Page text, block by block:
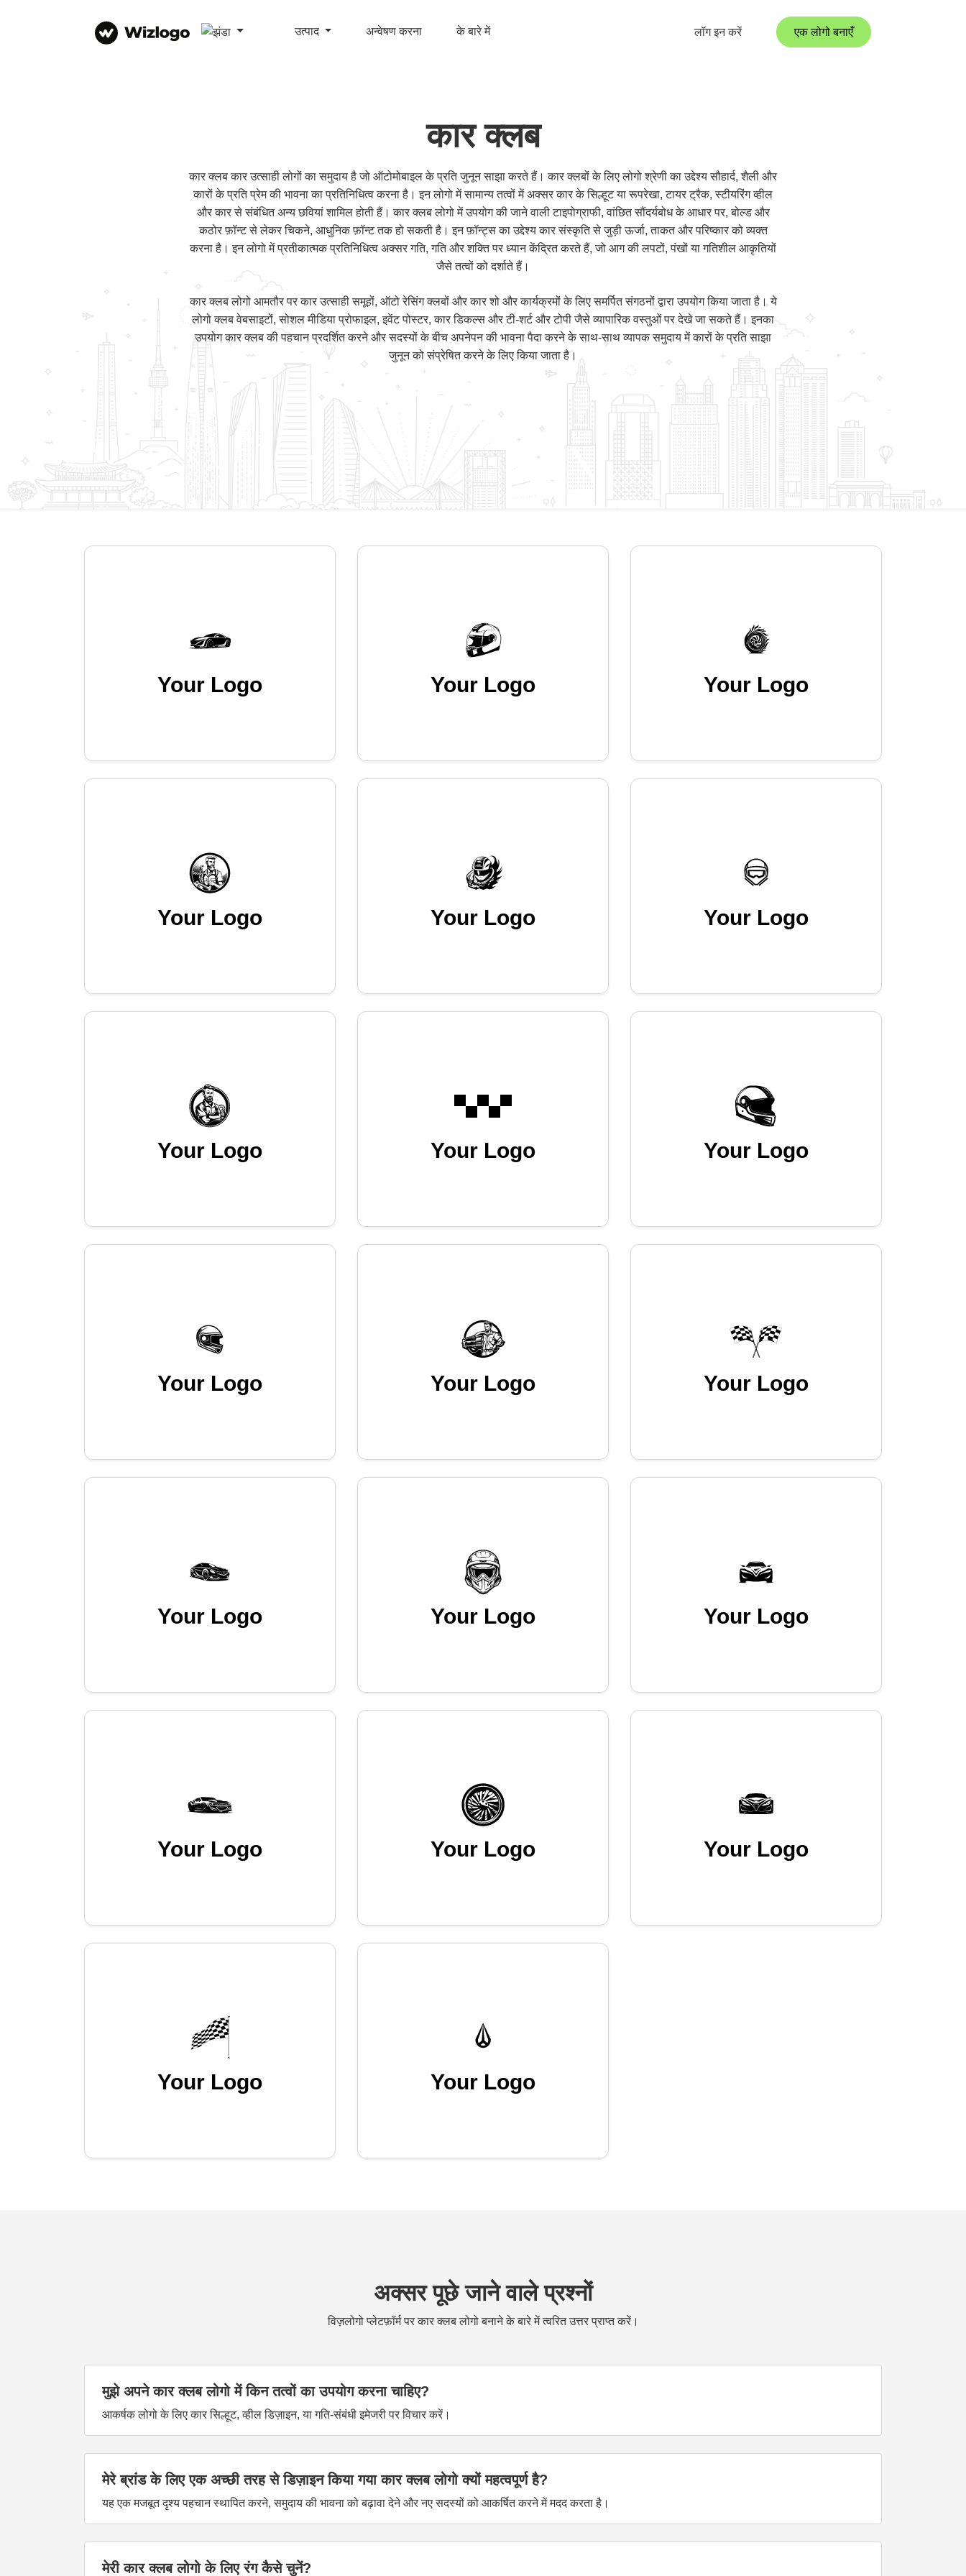
उत्पाद अन्वेषण करना के बारे में लॉग इन करें एक लोगो बनाएँ
कार क्लब
कार क्लब कार उत्साही लोगों का समुदाय है जो ऑटोमोबाइल के प्रति जुनून साझा करते हैं। कार क्लबों के लिए लोगो श्रेणी का उद्देश्य सौहार्द, शैली और
कारों के प्रति प्रेम की भावना का प्रतिनिधित्व करना है। इन लोगो में सामान्य तत्वों में अक्सर कार के सिल्हूट या रूपरेखा, टायर ट्रैक, स्टीयरिंग व्हील
और कार से संबंधित अन्य छवियां शामिल होती हैं। कार क्लब लोगो में उपयोग की जाने वाली टाइपोग्राफी, वांछित सौंदर्यबोध के आधार पर, बोल्ड और
कठोर फ़ॉन्ट से लेकर चिकने, आधुनिक फ़ॉन्ट तक हो सकती है। इन फ़ॉन्ट्स का उद्देश्य कार संस्कृति से जुड़ी ऊर्जा, ताकत और परिष्कार को व्यक्त
करना है। इन लोगो में प्रतीकात्मक प्रतिनिधित्व अक्सर गति, गति और शक्ति पर ध्यान केंद्रित करते हैं, जो आग की लपटों, पंखों या गतिशील आकृतियों
जैसे तत्वों को दर्शाते हैं।
कार क्लब लोगो आमतौर पर कार उत्साही समूहों, ऑटो रेसिंग क्लबों और कार शो और कार्यक्रमों के लिए समर्पित संगठनों द्वारा उपयोग किया जाता है। ये
लोगो क्लब वेबसाइटों, सोशल मीडिया प्रोफाइल, इवेंट पोस्टर, कार डिकल्स और टी-शर्ट और टोपी जैसे व्यापारिक वस्तुओं पर देखे जा सकते हैं। इनका
उपयोग कार क्लब की पहचान प्रदर्शित करने और सदस्यों के बीच अपनेपन की भावना पैदा करने के साथ-साथ व्यापक समुदाय में कारों के प्रति साझा
जुनून को संप्रेषित करने के लिए किया जाता है।
Your Logo Your Logo Your Logo
Your Logo Your Logo Your Logo
Your Logo Your Logo Your Logo
Your Logo Your Logo Your Logo
Your Logo Your Logo Your Logo
Your Logo Your Logo Your Logo
Your Logo Your Logo
अक्सर पूछे जाने वाले प्रश्नों
विज़लोगो प्लेटफ़ॉर्म पर कार क्लब लोगो बनाने के बारे में त्वरित उत्तर प्राप्त करें।
मुझे अपने कार क्लब लोगो में किन तत्वों का उपयोग करना चाहिए?
आकर्षक लोगो के लिए कार सिल्हूट, व्हील डिज़ाइन, या गति-संबंधी इमेजरी पर विचार करें।
मेरे ब्रांड के लिए एक अच्छी तरह से डिज़ाइन किया गया कार क्लब लोगो क्यों महत्वपूर्ण है?
यह एक मजबूत दृश्य पहचान स्थापित करने, समुदाय की भावना को बढ़ावा देने और नए सदस्यों को आकर्षित करने में मदद करता है।
मेरी कार क्लब लोगो के लिए रंग कैसे चुनें?